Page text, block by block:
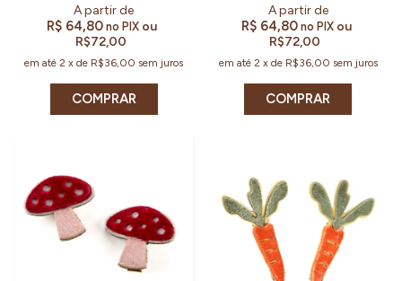
Un)
R$ 64,80 no PIX ou
R$72,00
em até2 xde R$36,00 sem juros
COMPRAR
R$ 64,80no PIX ou
R$72,00
em até 2 x de R$36,00 sem juros
COMPRAR